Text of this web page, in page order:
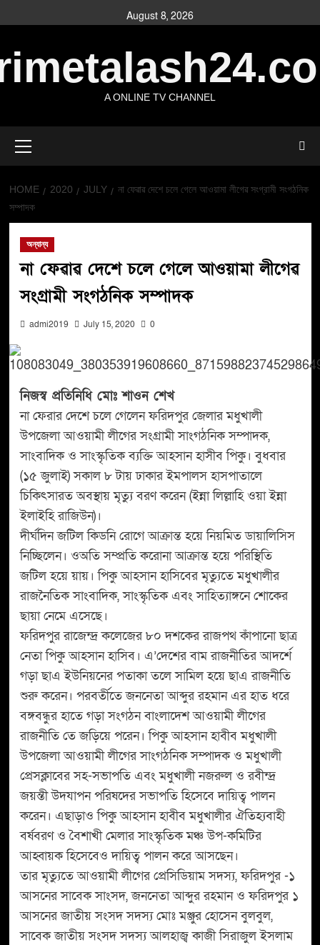
August 8, 2026
A ONLINE TV CHANNEL
HOME 2020 JULY
না ফেৱাৱ দেশে চলে গেলে আওয়ামা লীগেৱ সংগ্রামী সংগঠনিক
সম্পাদক
অন্যান্য
না ফেৱাৱ দেশে চলে গেলে আওয়ামা লীগেৱ
সংগ্রামী সংগঠনিক সম্পাদক
admi2019 July 15, 2020 0
নিজস্ব প্রতিনিধি মোঃ শাওন শেখ
না ফেরার দেশে চলে গেলেন ফরিদপুর জেলার মধুখালী
উপজেলা আওয়ামী লীগের সংগ্রামী সাংগঠনিক সম্পাদক,
সাংবাদিক ও সাংস্কৃতিক ব্যক্তি আহসান হাসীব পিকু। বুধবার
(১৫ জুলাই) সকাল ৮ টায় ঢাকার ইমপালস হাসপাতালে
চিকিৎসারত অবস্থায় মৃত্যু বরণ করেন (ইন্না লিল্লাহি ওয়া ইন্না
ইলাইহি রাজিউন)।
দীর্ঘদিন জটিল কিডনি রোগে আক্রান্ত হয়ে নিয়মিত ডায়ালিসিস
নিচ্ছিলেন। ওঅতি সম্প্রতি করোনা আক্রান্ত হয়ে পরিস্থিতি
জটিল হয়ে য়ায়। পিকু আহসান হাসিবের মৃত্যুতে মধুখালীর
রাজনৈতিক সাংবাদিক, সাংস্কৃতিক এবং সাহিত্যাঙ্গনে শোকের
ছায়া নেমে এসেছে।
ফরিদপুর রাজেন্দ্র কলেজের ৮০ দশকের রাজপথ কাঁপানো ছাত্র
নেতা পিকু আহসান হাসিব। এ’দেশের বাম রাজনীতির আদর্শে
গড়া ছাএ ইউনিয়নের পতাকা তলে সামিল হয়ে ছাএ রাজনীতি
শুরু করেন। পরবর্তীতে জননেতা আব্দুর রহমান এর হাত ধরে
বঙ্গবন্ধুর হাতে গড়া সংগঠন বাংলাদেশ আওয়ামী লীগের
রাজনীতি তে জড়িয়ে পরেন। পিকু আহসান হাবীব মধুখালী
উপজেলা আওয়ামী লীগের সাংগঠনিক সম্পাদক ও মধুখালী
প্রেসক্লাবের সহ-সভাপতি এবং মধুখালী নজরুল ও রবীন্দ্র
জয়ন্তী উদযাপন পরিষদের সভাপতি হিসেবে দায়িত্ব পালন
করেন। এছাড়াও পিকু আহসান হাবীব মধুখালীর ঐতিহ্যবাহী
বর্ষবরণ ও বৈশাখী মেলার সাংস্কৃতিক মঞ্চ উপ-কমিটির
আহ্বায়ক হিসেবেও দায়িত্ব পালন করে আসছেন।
তার মৃত্যুতে আওয়ামী লীগের প্রেসিডিয়াম সদস্য, ফরিদপুর -১
আসনের সাবেক সাংসদ, জননেতা আব্দুর রহমান ও ফরিদপুর ১
আসনের জাতীয় সংসদ সদস্য মোঃ মঞ্জুর হোসেন বুলবুল,
সাবেক জাতীয় সংসদ সদস্য আলহাজ্ব কাজী সিরাজুল ইসলাম